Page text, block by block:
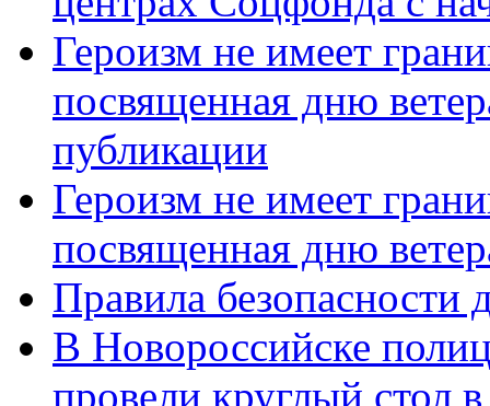
Героизм не имеет
посвященная дню
публикации
Героизм не имеет
посвященная дню
Правила безопасности
В Новороссийске
провели круглый стол